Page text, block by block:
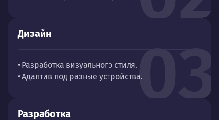
03
Дизайн
• Разработка визуального стиля.
• Адаптив под разные устройства.
Разработка